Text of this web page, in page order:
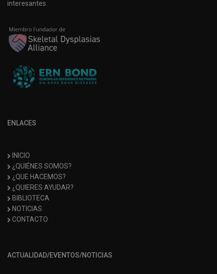
interesantes.
ENLACES
INICIO
¿QUIÉNES SOMOS?
¿QUE HACEMOS?
¿QUIERES AYUDAR?
BIBLIOTECA
NOTICIAS
CONTACTO
ACTUALIDAD/EVENTOS/NOTICIAS